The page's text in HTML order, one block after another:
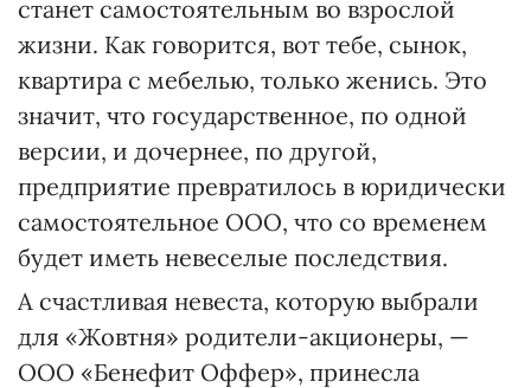
станет самостоятельным во взрослой
жизни. Как говорится, вот тебе, сынок,
квартира с мебелью, только женись. Это
значит, что государственное, по одной
версии, и дочернее, по другой,
предприятие превратилось в юридически
самостоятельное ООО, что со временем
будет иметь невеселые последствия.
А счастливая невеста, которую выбрали
для «Жовтня» родители-акционеры, —
ООО «Бенефит Оффер», принесла